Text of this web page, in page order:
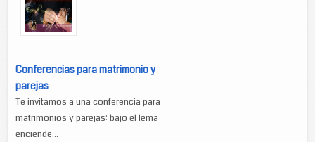
Conferencias para matrimonio y
parejas
Te invitamos a una conferencia para
matrimonios y parejas: bajo el lema
enciende...